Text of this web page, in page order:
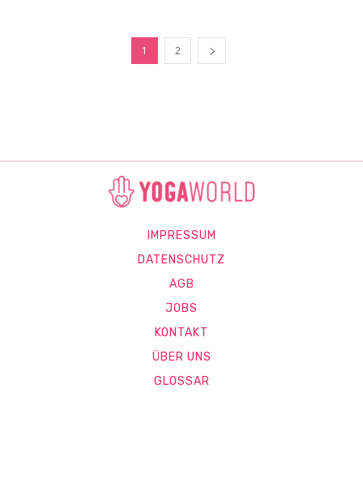
1 2
IMPRESSUM
DATENSCHUTZ
AGB
JOBS
KONTAKT
ÜBER UNS
GLOSSAR